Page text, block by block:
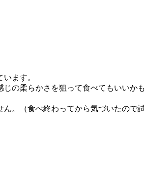
います。
の柔らかさを狙って食べてもいいか
。（食べ終わってから気づいたので